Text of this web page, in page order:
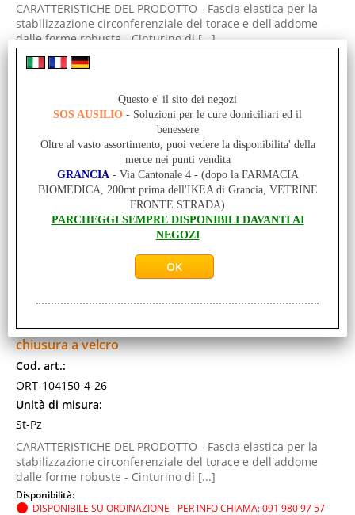
CARATTERISTICHE DEL PRODOTTO - Fascia elastica per la
stabilizzazione circonferenziale del torace e dell'addome
dalle forme robuste - Cinturino di [...]
Disponibilità:
DISPONIBILE SU ORDINAZIONE - PER INFO CHIAMA: 091 980 97 57
NEGOZIO GRANCIA (0 St-Pz)
Prodotto acquistabile solo in negozio a GRANCIA
cm) (105/115 cm Circonferenza Corpo) - Fascia a
gancio in due parti, tessuto traspirante con ampia
chiusura a velcro
Cod. art.:
ORT-104150-4-26
Unità di misura:
St-Pz
CARATTERISTICHE DEL PRODOTTO - Fascia elastica per la
stabilizzazione circonferenziale del torace e dell'addome
dalle forme robuste - Cinturino di [...]
Disponibilità:
DISPONIBILE SU ORDINAZIONE - PER INFO CHIAMA: 091 980 97 57
Questo e' il sito dei negozi
SOS AUSILIO - Soluzioni per le cure domiciliari ed il
benessere
Oltre al vasto assortimento, puoi vedere la disponibilita' della
merce nei punti vendita
GRANCIA- Via Cantonale 4 - (dopo la FARMACIA
BIOMEDICA, 200mt prima dell'IKEA di Grancia, VETRINE
FRONTE STRADA)
PARCHEGGI SEMPRE DISPONIBILI DAVANTI AI
NEGOZI